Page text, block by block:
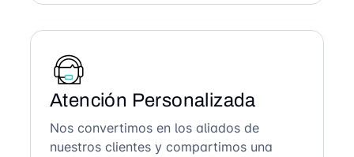
Atención Personalizada
Nos convertimos en los aliados de
nuestros clientes y compartimos una